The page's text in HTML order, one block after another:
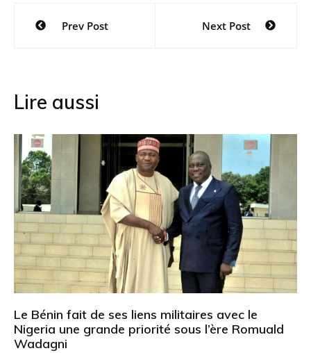
Navigation
Prev Post Next Post
Lire aussi
Le Bénin fait de ses liens militaires avec le
Nigeria une grande priorité sous l’ère Romuald
Wadagni